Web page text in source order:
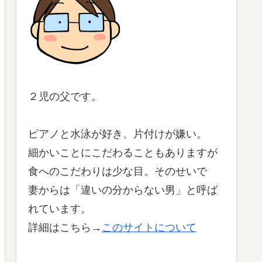
２児の父です。
ピアノと水泳が好き、片付けが嫌い。
細かいことにこだわることもありますが
食へのこだわりは少な目。そのせいで
妻からは「違いの分からない男」と呼ば
れています。
詳細はこちら→ このサイトについて